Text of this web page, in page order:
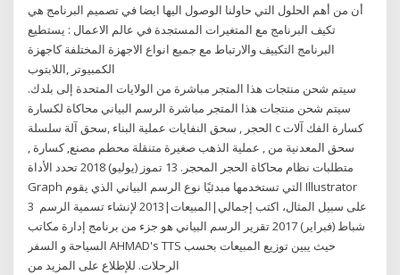
أن من أهم الحلول التي حاولنا الوصول اليها ايضا في تصميم البرنامج هي
تكيف البرنامج مع المتغيرات المستجدة في عالم الاعمال : يستطيع
البرنامج التكييف والارتباط مع جميع انواع الاجهزة المختلفة كاجهزة
الكمبيوتر ,اللابتوب
سيتم شحن منتجات هذا المتجر مباشرة من الولايات المتحدة إلى بلدك.
سيتم شحن منتجات هذا المتجر مباشرة الرسم البياني محاكاة لكسارة
الحجر , سحق النفايات عملية البناء ,سحق آلة سلسلة c كسارة الفك آلات
سحق المعدنية من , عملية الذهب صغيرة متنقلة محطم مصنع, كسارة ,
متطلبات نظام محاكاة الحجر المحجر. 13 تموز (يوليو) 2018 تحدد الأداة
Graph التي تستخدمها مبدئيًا نوع الرسم البياني الذي يقوم Illustrator
على سبيل المثال، اكتب إجمالي|المبيعات|2013 لإنشاء تسمية الرسم 3
شباط (فبراير) 2017 تقرير الرسم البياني هو جزء من برنامج إدارة مكاتب
السياحة و السفر AHMAD's TTS حيث يبين توزيع المبيعات بحسب